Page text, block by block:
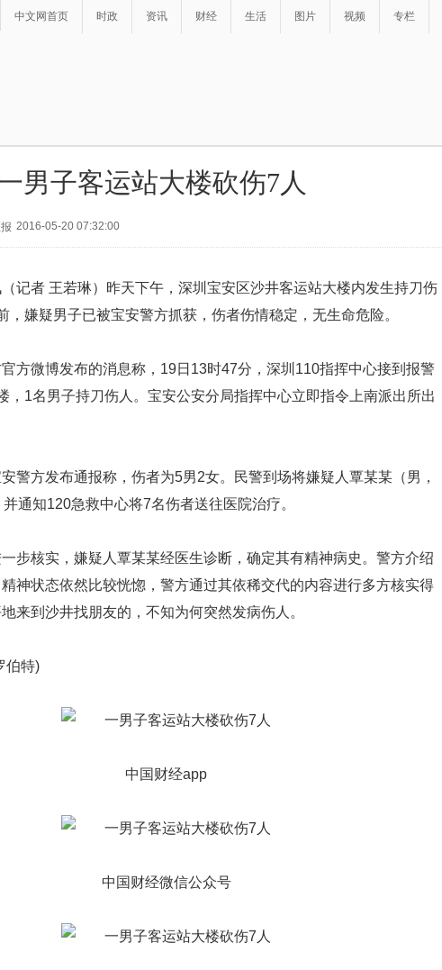
中文网首页 时政 资讯 财经 生活 图片 视频 专栏
男子客运站大楼砍伤7人
2016-05-20 07:32:00
者 王若琳）昨天下午，深圳宝安区沙井客运站大楼内发生持刀伤
，嫌疑男子已被宝安警方抓获，伤者伤情稳定，无生命危险。
微博发布的消息称，19日13时47分，深圳110指挥中心接到报警
，1名男子持刀伤人。宝安公安分局指挥中心立即指令上南派出所出
方发布通报称，伤者为5男2女。民警到场将嫌疑人覃某某（男，
通知120急救中心将7名伤者送往医院治疗。
核实，嫌疑人覃某某经医生诊断，确定其有精神病史。警方介绍
神状态依然比较恍惚，警方通过其依稀交代的内容进行多方核实得
来到沙井找朋友的，不知为何突然发病伤人。
特)
中国财经app
中国财经微信公众号